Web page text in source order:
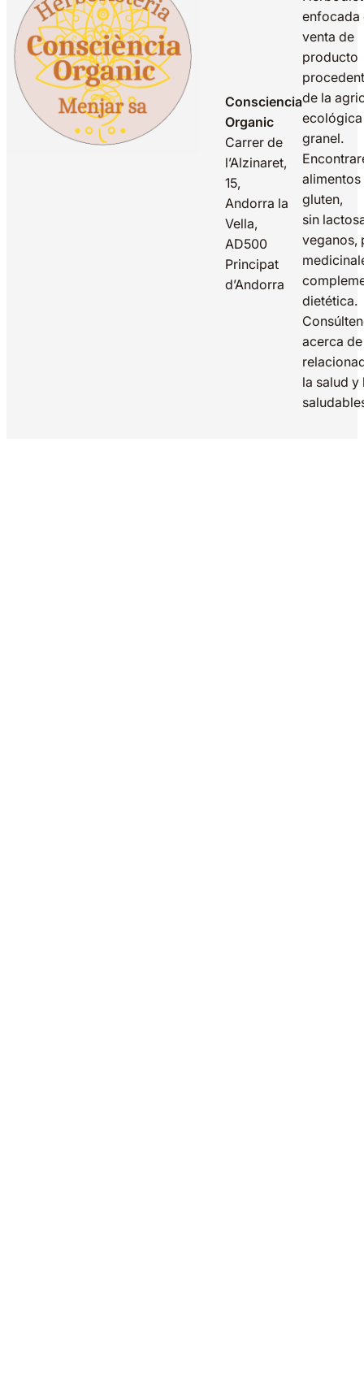
Consciencia
Organic
Carrer de
l’Alzinaret,
15,
Andorra la
Vella,
AD500
Principat
d’Andorra
enfocada
venta de
producto
de la
granel.
alimentos
gluten,
sin
veganos,
dietética.
acerca
la salud y